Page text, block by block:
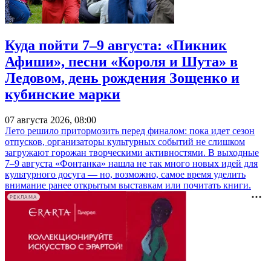
Куда пойти 7–9 августа: «Пикник
Афиши», песни «Короля и Шута» в
Ледовом, день рождения Зощенко и
кубинские марки
07 августа 2026, 08:00
Лето решило притормозить перед финалом: пока идет сезон
отпусков, организаторы культурных событий не слишком
загружают горожан творческими активностями. В выходные
7–9 августа «Фонтанка» нашла не так много новых идей для
культурного досуга — но, возможно, самое время уделить
внимание ранее открытым выставкам или почитать книги.
РЕКЛАМА